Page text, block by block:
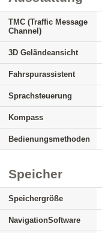
TMC (Traffic Message
Channel)
3D Geländeansicht
Fahrspurassistent
Sprachsteuerung
Kompass
Bedienungsmethoden
Speicher
Speichergröße
NavigationSoftware